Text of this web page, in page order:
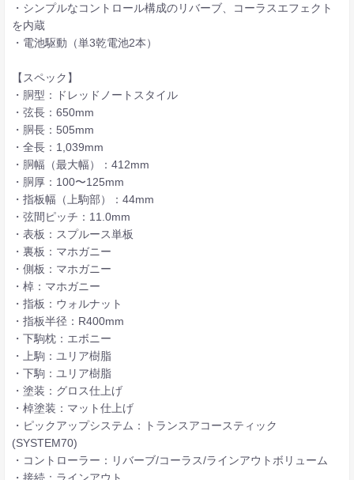
・シンプルなコントロール構成のリバーブ、コーラスエフェクト
を内蔵
・電池駆動（単3乾電池2本）
【スペック】
・胴型：ドレッドノートスタイル
・弦長：650mm
・胴長：505mm
・全長：1,039mm
・胴幅（最大幅）：412mm
・胴厚：100〜125mm
・指板幅（上駒部）：44mm
・弦間ピッチ：11.0mm
・表板：スプルース単板
・裏板：マホガニー
・側板：マホガニー
・棹：マホガニー
・指板：ウォルナット
・指板半径：R400mm
・下駒枕：エボニー
・上駒：ユリア樹脂
・下駒：ユリア樹脂
・塗装：グロス仕上げ
・棹塗装：マット仕上げ
・ピックアップシステム：トランスアコースティック
(SYSTEM70)
・コントローラー：リバーブ/コーラス/ラインアウトボリューム
・接続：ラインアウト